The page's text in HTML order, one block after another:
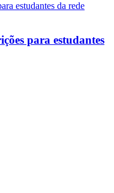
para estudantes